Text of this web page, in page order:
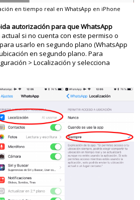
en tiempo real en WhatsApp en iPhone
autorización para que WhatsApp
actual si no cuenta con este permiso o
usarlo en segundo plano (WhatsApp
en segundo plano. Para
> Localización y selecciona